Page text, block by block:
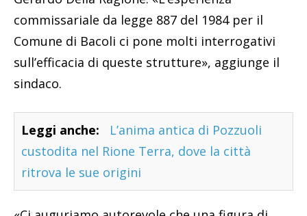
commissariale da legge 887 del 1984 per il
Comune di Bacoli ci pone molti interrogativi
sull’efficacia di queste strutture», aggiunge il
sindaco.
Leggi anche:
L’anima antica di Pozzuoli
custodita nel Rione Terra, dove la città
ritrova le sue origini